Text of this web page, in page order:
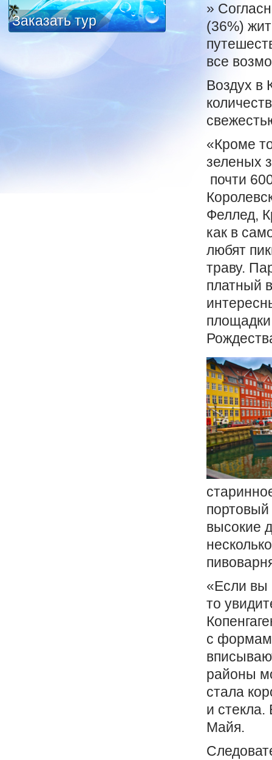
Заказать тур
»
(36%)
все
Воздух в
«Кроме
зеленых
почти
Феллед,
как в
любят
траву.
платный
портовый
высокие
«Если вы
то
с
районы
стала
и
Майя.